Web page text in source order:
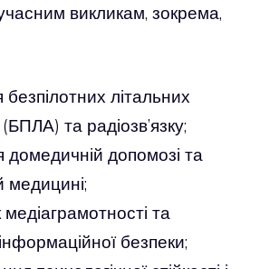
викликам, зокрема,
безпілотних літальних
та радіозв’язку;
домедичній допомозі та
медицині;
та
безпеки;